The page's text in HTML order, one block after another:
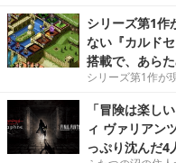
シリーズ第1作
ない『カルド
搭載で、あら
シリーズ第1作が
「冒険は楽し
ィ ヴァリアン
っぷり沈んだ4